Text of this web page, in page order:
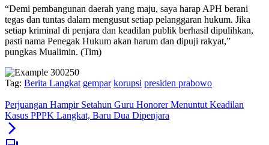
“Demi pembangunan daerah yang maju, saya harap APH berani
tegas dan tuntas dalam mengusut setiap pelanggaran hukum. Jika
setiap kriminal di penjara dan keadilan publik berhasil dipulihkan,
pasti nama Penegak Hukum akan harum dan dipuji rakyat,”
pungkas Mualimin. (Tim)
Tag: Berita Langkat gempar korupsi presiden prabowo
Perjuangan Hampir Setahun Guru Honorer Menuntut Keadilan
Kasus PPPK Langkat, Baru Dua Dipenjara